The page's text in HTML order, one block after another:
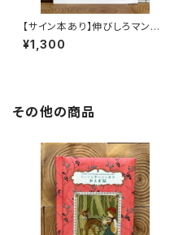
【サイン本あり】伸びしろマンが
ゆく！
¥1,300
その他の商品